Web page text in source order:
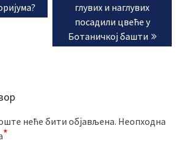
post:
глувих и наглувих
посадили цвеће у
Ботаничкој башти
неће бити објављена. Неопходна
*